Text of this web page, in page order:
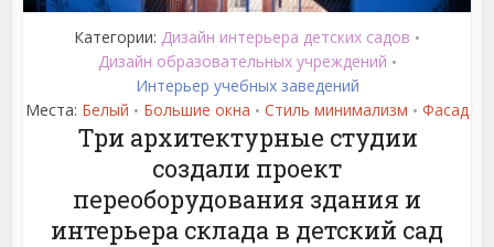
Категории: Дизайн интерьера детских садов •
Дизайн образовательных учреждений •
Интерьер учебных заведений
Места: Белый • Большие окна • Стиль минимализм • Фасад
Три архитектурные студии
создали проект
переоборудования здания и
интерьера склада в детский сад